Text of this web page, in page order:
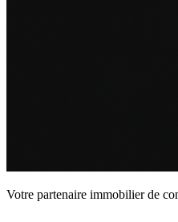
Votre partenaire immobilier de